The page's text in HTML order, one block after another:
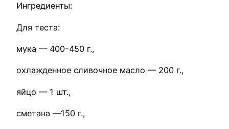
Ингредиенты:
Для теста:
мука — 400-450 г.,
охлажденное сливочное масло — 200 г.,
яйцо — 1 шт.,
сметана —150 г.,